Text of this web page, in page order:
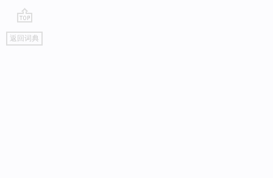
go
top
返回词典